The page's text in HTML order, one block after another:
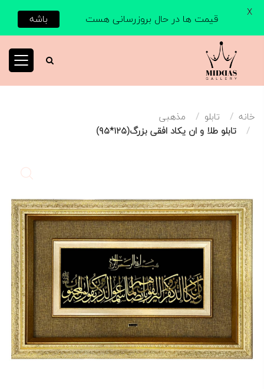
خانه تابلو
مذهبی
تابلو طلا و ان یکاد افقی بزرگ(۱۲۵*۹۵)
قیمت ها در حال بروزرسانی هست باشه X